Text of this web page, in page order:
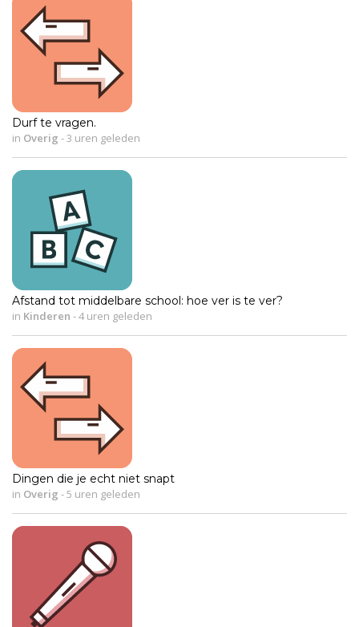
Durf te vragen.
in Overig - 3 uren geleden
Afstand tot middelbare school: hoe ver is te ver?
in Kinderen -4 uren geleden
Dingen die je echt niet snapt
in Overig -5 uren geleden